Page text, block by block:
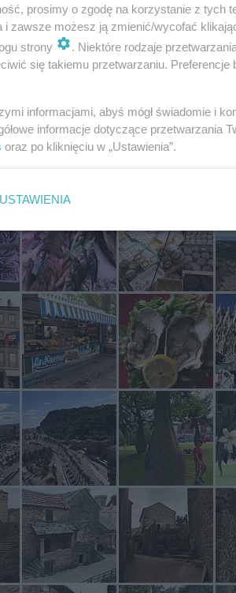
prosimy o zgodę na korzystanie z tych
i zawsze możesz ją zmienić/wycofać
strony
. Niektóre rodzaje
się takiemu przetwarzaniu. Preferencje
informacjami, abyś mógł świadomie i
informacje dotyczące przetwarzania
oraz po kliknięciu w „Ustawienia”.
USTAWIENIA